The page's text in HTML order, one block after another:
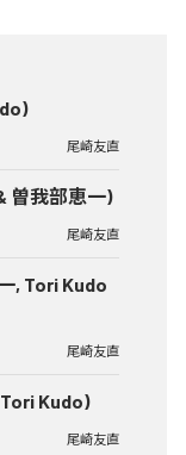
尾崎友直
曽我部恵一)
尾崎友直
, Tori Kudo
尾崎友直
Kudo)
尾崎友直